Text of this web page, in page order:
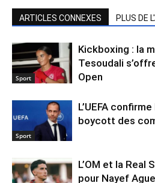
ARTICLES CONNEXES PLUS DE
Sport
Kickboxing : la
Tesoudali
Open
Sport
L’UEFA
boycott des
L’OM et la Real
pour Nayef